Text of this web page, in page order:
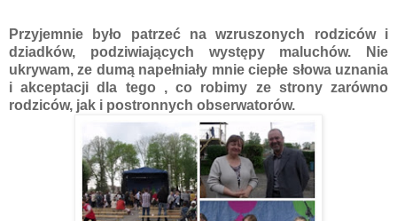
Przyjemnie było patrzeć na wzruszonych rodziców i
dziadków, podziwiających występy maluchów. Nie
ukrywam, ze dumą napełniały mnie ciepłe słowa uznania
i akceptacji dla tego , co robimy ze strony zarówno
rodziców, jak i postronnych obserwatorów.